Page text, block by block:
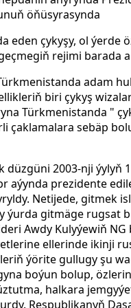
öňüsyrasynda
çykyşy, ol ýerde
rejimi barada
adam
biri çykyş
Türkmenistanda "
çaklamalara sebäp
2003-nji ýylyň
aýynda prezidente
Netijede, gitmek
ýurda gitmäge rugsat
Awdy Kulyýewiň
ellerinde ikinji
ýörite gullugy şu
boýun bolup,
halkara
Respublikanyň